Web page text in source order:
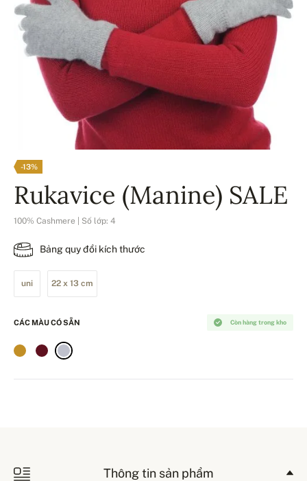
-13%
Rukavice (Manine) SALE
100% Cashmere | Số lớp: 4
Bảng quy đổi kích thước
uni 22 x 13 cm
Còn hàng trong kho
CÁC MÀU CÓ SẴN
Thông tin sản phẩm